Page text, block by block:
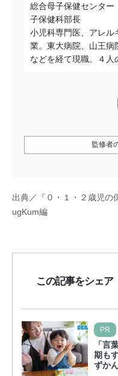
総合母子保健センタ
子保健科部長
小児科専門医、アレル
業。東大病院、山王
などを経て現職。４人
監修者
出典／『０・１・２歳児
ugKum編
この記事をシェア
PR
「言
期も
ずか